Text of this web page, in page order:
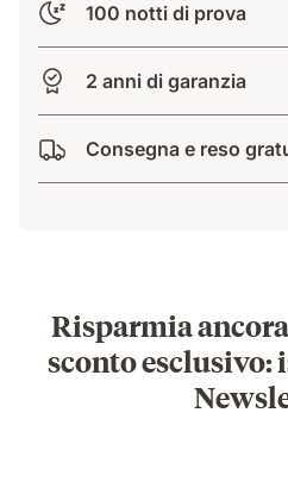
100 notti di prova
2 anni di garanzia
Consegna e reso
Risparmia
sconto